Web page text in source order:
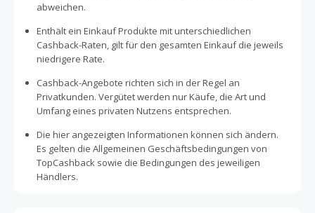
abweichen.
Enthält ein Einkauf Produkte mit unterschiedlichen
Cashback-Raten, gilt für den gesamten Einkauf die jeweils
niedrigere Rate.
Cashback-Angebote richten sich in der Regel an
Privatkunden. Vergütet werden nur Käufe, die Art und
Umfang eines privaten Nutzens entsprechen.
Die hier angezeigten Informationen können sich ändern.
Es gelten die Allgemeinen Geschäftsbedingungen von
TopCashback sowie die Bedingungen des jeweiligen
Händlers.